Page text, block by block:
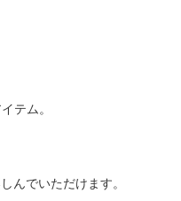
テム。
んでいただけます。